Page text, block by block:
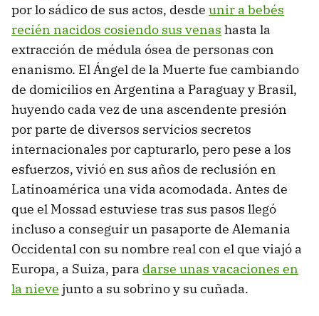
por lo sádico de sus actos, desde unir a bebés
recién nacidos cosiendo sus venas hasta la
extracción de médula ósea de personas con
enanismo. El Ángel de la Muerte fue cambiando
de domicilios en Argentina a Paraguay y Brasil,
huyendo cada vez de una ascendente presión
por parte de diversos servicios secretos
internacionales por capturarlo, pero pese a los
esfuerzos, vivió en sus años de reclusión en
Latinoamérica una vida acomodada. Antes de
que el Mossad estuviese tras sus pasos llegó
incluso a conseguir un pasaporte de Alemania
Occidental con su nombre real con el que viajó a
Europa, a Suiza, para darse unas vacaciones en
la nieve junto a su sobrino y su cuñada.